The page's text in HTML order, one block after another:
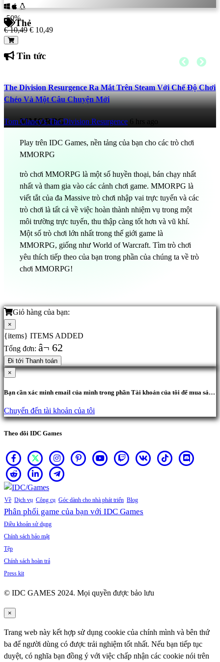
-50%
€ 10,49 € 10,49
Thẻ
Tin tức
The Division Resurgence Ra Mắt Trên Steam Với Chế Độ Chơi
Chéo Và Một Câu Chuyện Mới
Tom Clancy's The Division Resurgence 6 hrs ago
MMORPG
Play trên IDC Games, nền tảng của bạn cho các trò chơi
MMORPG
trò chơi MMORPG là một số huyền thoại, bán chạy nhất
nhất và tham gia vào các cảnh chơi game. MMORPG là
viết tắt của đa Massive trò chơi nhập vai trực tuyến và các
trò chơi là tất cả về việc hoàn thành nhiệm vụ trong một
môi trường trực tuyến, thu thập càng tốt hơn và vũ khí.
Một số trò chơi lớn nhất trong thế giới game là
MMORPG, giống như World of Warcraft. Tìm trò chơi
yêu thích tiếp theo của bạn trong phần của chúng ta về trò
chơi MMORPG!
Giỏ hàng của bạn:
×
{items} ITEMS ADDED
Tổng đơn: â¬ 62
Đi tới Thanh toán
×
Bạn cần xác minh email của mình trong phần Tài khoản của tôi để mua sản
Chuyển đến tài khoản của tôi
Theo dõi IDC Games
Về Dịch vụ Công cụ Góc dành cho nhà phát triển Blog
Phân phối game của bạn với IDC Games
Điều khoản sử dụng
Chính sách bảo mật
Tệp
Chính sách hoàn trả
Press kit
© IDC GAMES 2024. Mọi quyền được bảo lưu
×
Trang web này kết hợp sử dụng cookie của chính mình và bên thứ
ba để người dùng có được trải nghiệm tốt nhất. Nếu bạn tiếp tục
duyệt, có nghĩa bạn đồng ý với việc chấp nhận các cookie nói trên